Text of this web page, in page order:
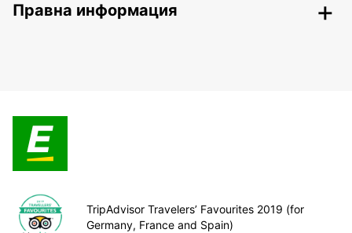
Правна информация
TripAdvisor Travelers’ Favourites 2019 (for
Germany, France and Spain)